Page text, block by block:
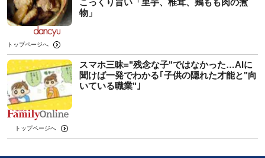
物」
トップページへ
スマホ三昧="残念な子"ではなかった…AIに
聞けば一発でわかる｢子供の隠れた才能と"向
いている職業"｣
トップページへ